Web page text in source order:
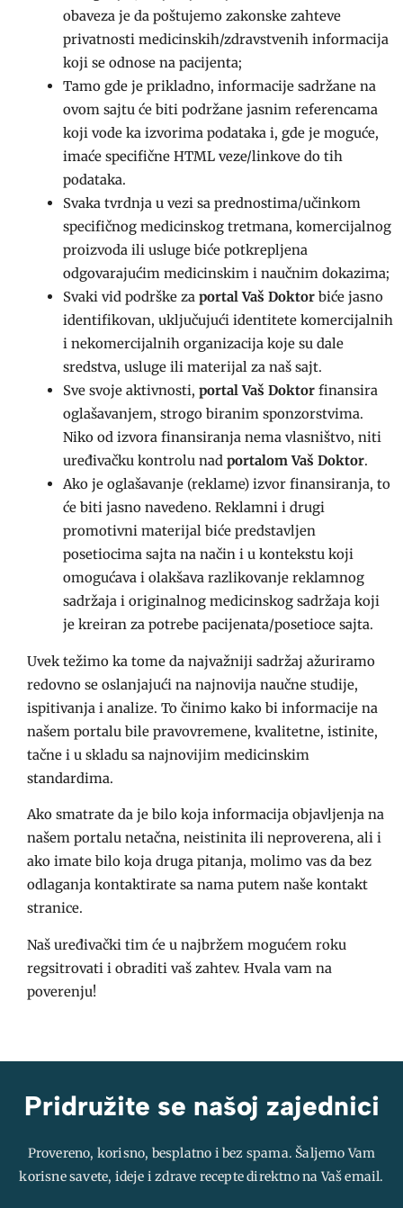
obaveza je da poštujemo zakonske zahteve
privatnosti medicinskih/zdravstvenih informacija
koji se odnose na pacijenta;
Tamo gde je prikladno, informacije sadržane na
ovom sajtu će biti podržane jasnim referencama
koji vode ka izvorima podataka i, gde je moguće,
imaće specifične HTML veze/linkove do tih
podataka.
Svaka tvrdnja u vezi sa prednostima/učinkom
specifičnog medicinskog tretmana, komercijalnog
proizvoda ili usluge biće potkrepljena
odgovarajućim medicinskim i naučnim dokazima;
Svaki vid podrške za portal Vaš Doktor biće jasno
identifikovan, uključujući identitete komercijalnih
i nekomercijalnih organizacija koje su dale
sredstva, usluge ili materijal za naš sajt.
Sve svoje aktivnosti, portal Vaš Doktor finansira
oglašavanjem, strogo biranim sponzorstvima.
Niko od izvora finansiranja nema vlasništvo, niti
uređivačku kontrolu nad portalom Vaš Doktor.
Ako je oglašavanje (reklame) izvor finansiranja, to
će biti jasno navedeno. Reklamni i drugi
promotivni materijal biće predstavljen
posetiocima sajta na način i u kontekstu koji
omogućava i olakšava razlikovanje reklamnog
sadržaja i originalnog medicinskog sadržaja koji
je kreiran za potrebe pacijenata/posetioce sajta.
Uvek težimo ka tome da najvažniji sadržaj ažuriramo
redovno se oslanjajući na najnovija naučne studije,
ispitivanja i analize. To činimo kako bi informacije na
našem portalu bile pravovremene, kvalitetne, istinite,
tačne i u skladu sa najnovijim medicinskim
standardima.
Ako smatrate da je bilo koja informacija objavljenja na
našem portalu netačna, neistinita ili neproverena, ali i
ako imate bilo koja druga pitanja, molimo vas da bez
odlaganja kontaktirate sa nama putem naše kontakt
stranice.
Naš uređivački tim će u najbržem mogućem roku
regsitrovati i obraditi vaš zahtev. Hvala vam na
poverenju!
Pridružite se našoj zajednici
Provereno, korisno, besplatno i bez spama. Šaljemo Vam
korisne savete, ideje i zdrave recepte direktno na Vaš email.